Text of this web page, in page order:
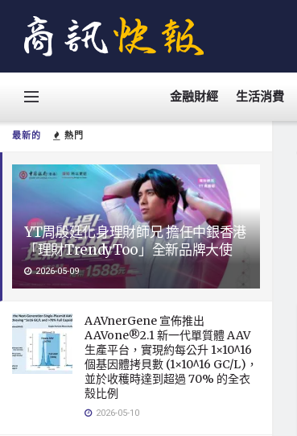
最新的 熱門
YT周殷廷化身理財師兄 擔任中銀香港
「理財TrendyToo」全新品牌大使
2026-05-09
AAVnerGene 宣佈推出
AAVone®2.1 新一代單質體 AAV
生產平台，實現約每公升 1×10^16
個基因體拷貝數 (1×10^16 GC/L)，
並於收穫時達到超過 70% 的全衣
殼比例
2026-05-10
金融財經 生活消費